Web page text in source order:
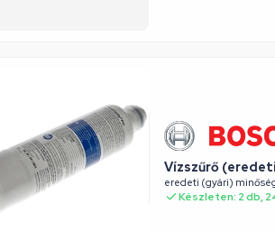
Vízszűrő
eredeti (gyári)
Készleten: 2 db,